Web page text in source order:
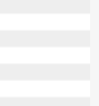
jest
lub